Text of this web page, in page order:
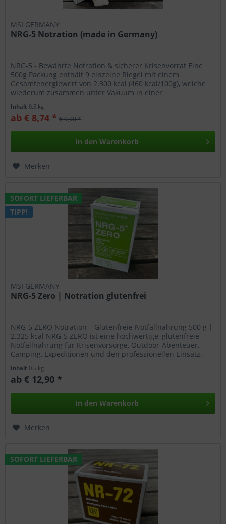
MSI GERMANY
NRG-5 Notration (made in Germany)
NRG-5 - Bewährte Notration & sicherer Krisenvorrat Eine
500g Packung enthält 9 einzelne Riegel mit einem
Gesamtenergiewert von 2.300 kcal (460 kcal/100g), welche
wiederum zusammen unter Vakuum in einer
Inhalt 0.5 kg
ab € 8,74 * € 9,90 *
In den Warenkorb
Merken
SOFORT LIEFERBAR
TIPP!
MSI GERMANY
NRG-5 Zero | Notration glutenfrei
NRG-5 ZERO Notration – Glutenfreie Notfallnahrung 500 g |
2.325 kcal NRG-5 ZERO ist eine hochwertige, glutenfreie
Notfallnahrung für Krisenvorsorge, Outdoor-Abenteuer,
Camping, Expeditionen und den professionellen Einsatz.
Inhalt 0.5 kg
ab € 12,90 *
In den Warenkorb
Merken
SOFORT LIEFERBAR